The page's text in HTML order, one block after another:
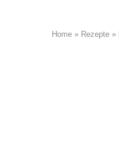
Home » Rezepte »